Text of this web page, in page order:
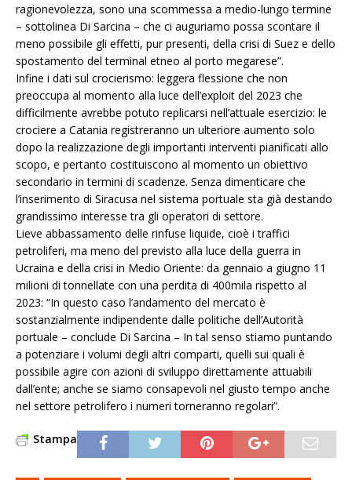
ragionevolezza, sono una scommessa a medio-lungo termine
– sottolinea Di Sarcina – che ci auguriamo possa scontare il
meno possibile gli effetti, pur presenti, della crisi di Suez e dello
spostamento del terminal etneo al porto megarese”.
Infine i dati sul crocierismo: leggera flessione che non
preoccupa al momento alla luce dell’exploit del 2023 che
difficilmente avrebbe potuto replicarsi nell’attuale esercizio: le
crociere a Catania registreranno un ulteriore aumento solo
dopo la realizzazione degli importanti interventi pianificati allo
scopo, e pertanto costituiscono al momento un obiettivo
secondario in termini di scadenze. Senza dimenticare che
l’inserimento di Siracusa nel sistema portuale sta già destando
grandissimo interesse tra gli operatori di settore.
Lieve abbassamento delle rinfuse liquide, cioè i traffici
petroliferi, ma meno del previsto alla luce della guerra in
Ucraina e della crisi in Medio Oriente: da gennaio a giugno 11
milioni di tonnellate con una perdita di 400mila rispetto al
2023: “In questo caso l’andamento del mercato è
sostanzialmente indipendente dalle politiche dell’Autorità
portuale – conclude Di Sarcina – In tal senso stiamo puntando
a potenziare i volumi degli altri comparti, quelli sui quali è
possibile agire con azioni di sviluppo direttamente attuabili
dall’ente; anche se siamo consapevoli nel giusto tempo anche
nel settore petrolifero i numeri torneranno regolari”.
Stampa